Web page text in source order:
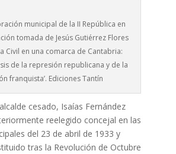
municipal de la II República en
tomada de Jesús Gutiérrez Flores
Civil en una comarca de Cantabria:
de la represión republicana y de la
franquista’. Ediciones Tantín
cesado, Isaías Fernández
reelegido concejal en las
del 23 de abril de 1933 y
tras la Revolución de Octubre